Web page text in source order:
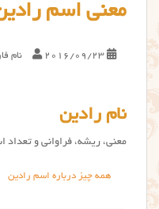
معنی اسم
2016/09/23 نام
نام رادین
معنی، ریشه، فراوانی و تعداد
همه چیز درباره اسم رادین